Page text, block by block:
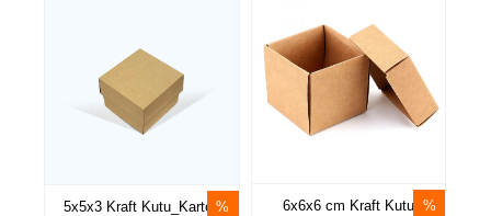
5x5x3 Kraft Kutu_Karton
6x6x6 cm Kraft Kutu